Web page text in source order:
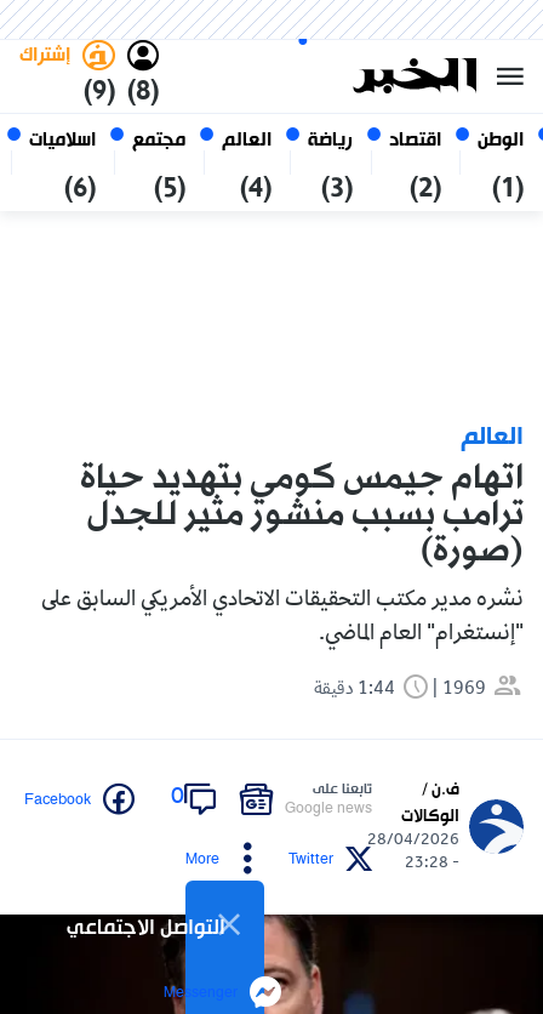
الوطن
(1)
اقتصاد
(2)
رياضة
(3)
العالم
(4)
مجتمع
(5)
اسلاميات
(6)
(8)
إشتراك
(9)
أغسطس 2026
الجزائر
العالم
اتهام جيمس كومي بتهديد حياة
ترامب بسبب منشور مثير للجدل
(صورة)
نشره مدير مكتب التحقيقات الاتحادي الأمريكي السابق على
"إنستغرام" العام الماضي.
1969
ف.ن /
الوكالات
28/04/2026
- 23:28
تابعنا على
Google news
0
Facebook
Twitter
More
التواصل الاجتماعي
Messenger